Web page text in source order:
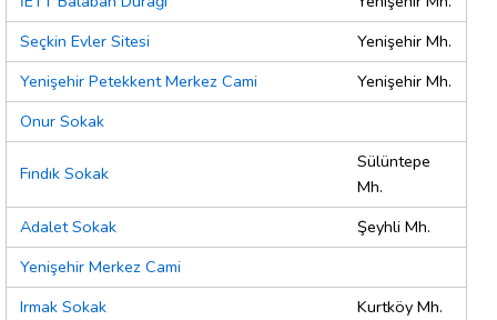
Seçkin Evler Sitesi
Yenişehir Mh.
Yenişehir Petekkent Merkez Cami
Yenişehir Mh.
Onur Sokak
Fındık Sokak
Sülüntepe
Mh.
Adalet Sokak
Şeyhli Mh.
Yenişehir Merkez Cami
Irmak Sokak
Kurtköy Mh.